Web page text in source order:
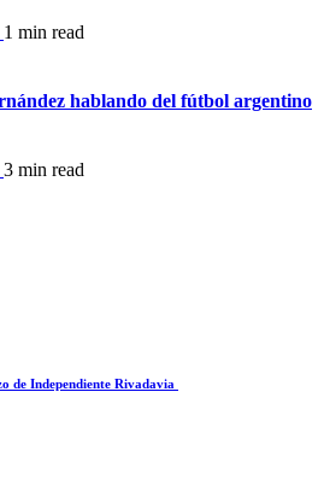
1 min read
hablando del fútbol argentino
3 min read
de Independiente Rivadavia